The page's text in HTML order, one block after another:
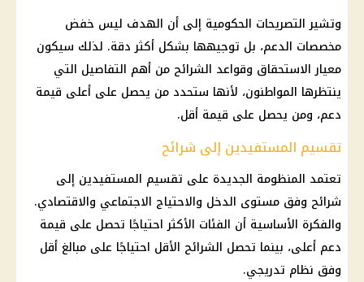
وتشير التصريحات الحكومية إلى أن الهدف ليس خفض
مخصصات الدعم، بل توجيهها بشكل أكثر دقة. لذلك سيكون
معيار الاستحقاق وقواعد الشرائح من أهم التفاصيل التي
ينتظرها المواطنون، لأنها ستحدد من يحصل على أعلى قيمة
دعم، ومن يحصل على قيمة أقل.
تقسيم المستفيدين إلى شرائح
تعتمد المنظومة الجديدة على تقسيم المستفيدين إلى
شرائح وفق مستوى الدخل والاحتياج الاجتماعي والاقتصادي.
والفكرة الأساسية أن الفئات الأكثر احتياجًا تحصل على قيمة
دعم أعلى، بينما تحصل الشرائح الأقل احتياجًا على مبالغ أقل
وفق نظام تدريجي.